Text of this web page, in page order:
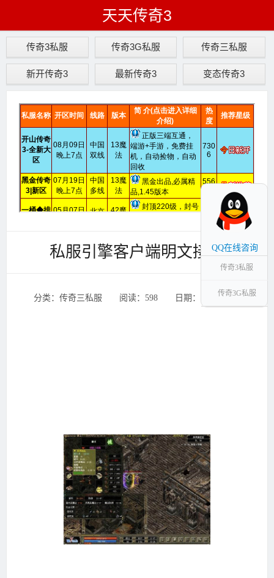
天天传奇3
传奇3私服 传奇3G私服 传奇三私服
新开传奇3 最新传奇3 变态传奇3
私服引擎客户端明文接口
分类：传奇三私服 ‌‍阅读：598 ‌‍日期：2026-02-23
QQ在线咨询
传奇3私服
传奇3G私服